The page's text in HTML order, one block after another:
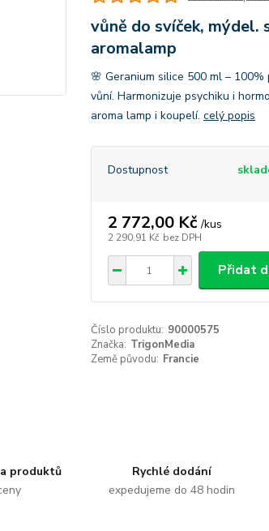
vůně do svíček, mýdel.
aromalamp
🌸 Geranium silice 500 ml –
vůní. Harmonizuje psychiku i
aroma lamp i koupelí. celý popis
Dostupnost
2 772,00 Kč /kus
2 290,91 Kč bez DPH
Přidat
Číslo produktu: 90000575
Značka: TrigonMedia
Země původu: Francie
produktů
Rychlé dodání
expedujeme do 48 hodin